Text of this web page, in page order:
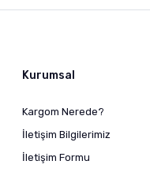
Kurumsal
Kargom Nerede?
İletişim Bilgilerimiz
İletişim Formu